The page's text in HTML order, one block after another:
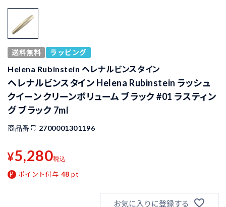
送料無料 ラッピング
Helena Rubinstein ヘレナルビンスタイン
ヘレナルビンスタイン Helena Rubinstein ラッシュ
クイーン クリーンボリューム ブラック #01 ラスティン
グ ブラック 7ml
商品番号 2700001301196
¥5,280税込
ポイント付与 48 pt
お気に入りに登録する